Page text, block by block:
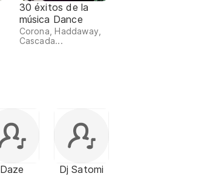
30 éxitos de la
música Dance
Corona, Haddaway,
Cascada...
Daze Dj Satomi